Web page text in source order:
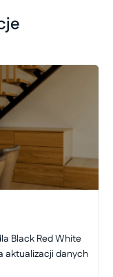
Black Red White
aktualizacji danych